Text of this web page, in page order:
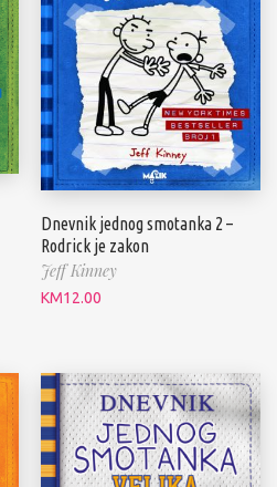
Dnevnik jednog smotanka 2 –
Rodrick je zakon
Jeff Kinney
KM12.00